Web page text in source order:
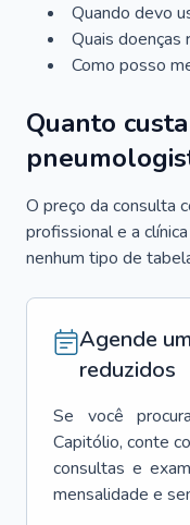
Quando devo
Quais doenças
Como posso
Quanto
O preço da consulta
profissional e a
nenhum tipo de
Agende
reduzidos
Se você
Capitólio, conte
consultas e
mensalidade e